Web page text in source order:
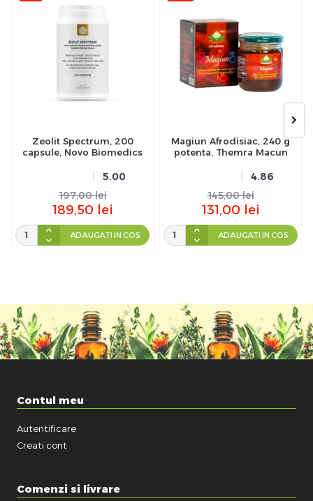
Zeolit Spectrum, 200
capsule, Novo Biomedics
5.00
197,00 lei
189,50 lei
ADAUGATI IN COS
Magiun Afrodisiac, 240 g
potenta, Themra Macun
4.86
145,00 lei
131,00 lei
ADAUGATI IN COS
Contul meu
Autentificare
Creati cont
Comenzi si livrare